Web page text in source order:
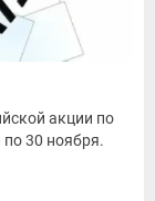
акции по
по 30 ноября.